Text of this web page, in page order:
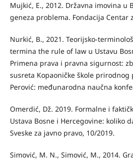
Mujkić, E., 2012. Državna imovina u
geneza problema. Fondacija Centar
Nurkić, B., 2021. Teorijsko-
termina the rule of law u Ustavu
Primena prava i pravna sigurnost:
susreta Kopaoničke škole prirodnog
Perović: međunarodna naučna
Omerdić, Dž. 2019. Formalne i
Ustava Bosne i Hercegovine: koliko
Sveske za javno pravo, 10/2019.
Simović, M. N., Simović, M., 2014.